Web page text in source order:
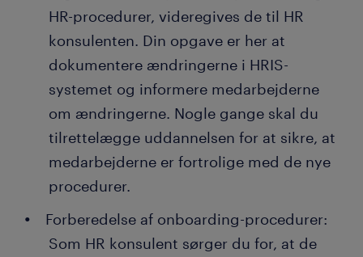
HR-procedurer, videregives de til HR
konsulenten. Din opgave er her at
dokumentere ændringerne i HRIS-
systemet og informere medarbejderne
om ændringerne. Nogle gange skal du
tilrettelægge uddannelsen for at sikre, at
medarbejderne er fortrolige med de nye
procedurer.
Forberedelse af onboarding-procedurer:
Som HR konsulent sørger du for, at de